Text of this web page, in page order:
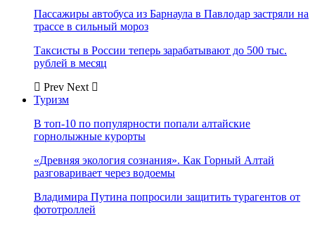
Пассажиры автобуса из Барнаула в Павлодар застряли на
трассе в сильный мороз
Таксисты в России теперь зарабатывают до 500 тыс.
рублей в месяц
Prev Next
Туризм
В топ-10 по популярности попали алтайские
горнолыжные курорты
«Древняя экология сознания». Как Горный Алтай
разговаривает через водоемы
Владимира Путина попросили защитить турагентов от
фототроллей